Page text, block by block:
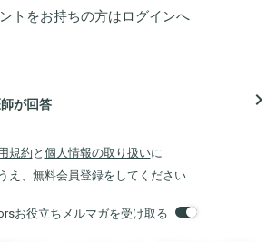
トをお持ちの方はログインへ
が回答 navigate_next
規約 と 個人情報の取り扱いに
え、無料会員登録をしてください
お役立ちメルマガを受け取る